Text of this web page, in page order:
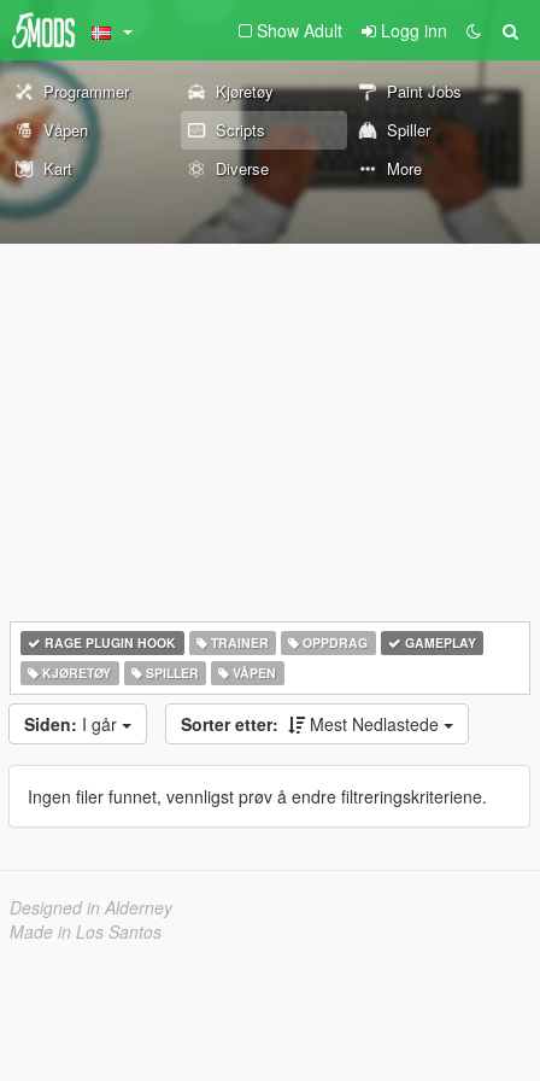
Show Adult Logg inn
Programmer Kjøretøy
Paint Jobs
Våpen
Scripts
Spiller
Kart
Diverse More
RAGE PLUGIN HOOK TRAINER OPPDRAG
GAMEPLAY
KJØRETØY
SPILLER VÅPEN
Siden: I går Sorter etter: Mest Nedlastede
Ingen filer funnet, vennligst prøv å endre filtreringskriteriene.
Designed in Alderney
Made in Los Santos